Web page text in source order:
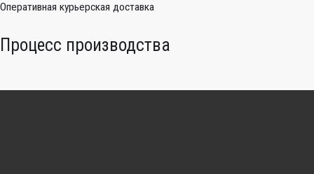
Оперативная курьерская доставка
Процесс производства